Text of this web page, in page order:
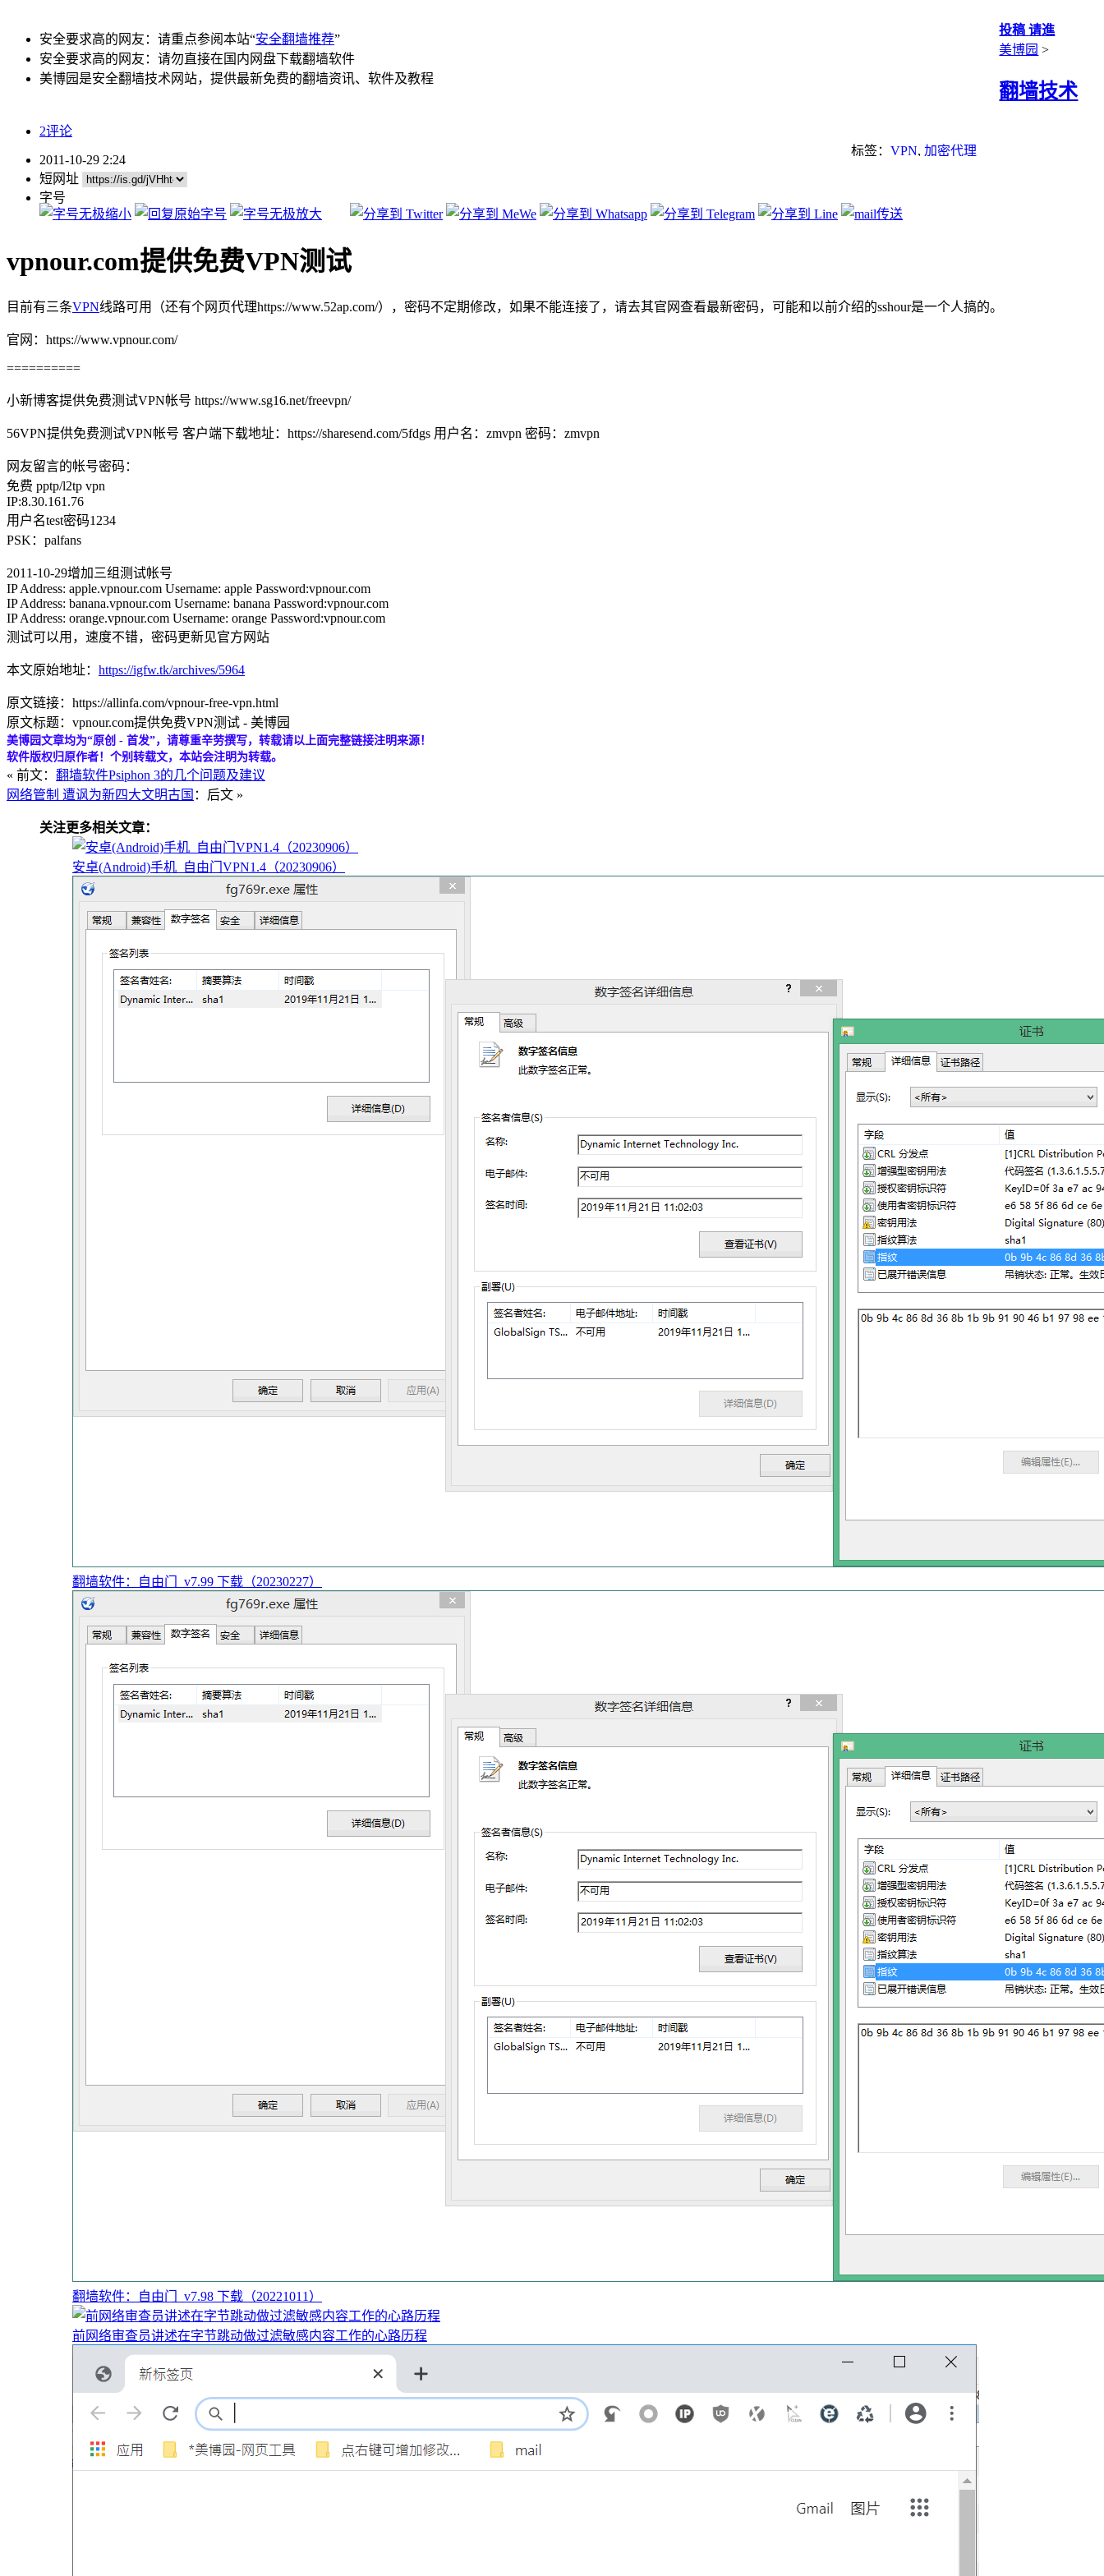
安全要求高的网友：请重点参阅本站“安全翻墙推荐”
安全要求高的网友：请勿直接在国内网盘下载翻墙软件
美博园是安全翻墙技术网站，提供最新免费的翻墙资讯、软件及教程
投稿 请進
美博园 >
翻墙技术
2评论
标签： VPN, 加密代理
2011-10-29 2:24
短网址
字号
vpnour.com提供免费VPN测试
目前有三条VPN线路可用（还有个网页代理https://www.52ap.com/），密码不定期修改，如果不能连接了，请去其官网查看最新密码，可能和以前介绍的sshour是一个人搞的。
官网：https://www.vpnour.com/
==========
小新博客提供免费测试VPN帐号 https://www.sg16.net/freevpn/
56VPN提供免费测试VPN帐号 客户端下载地址：https://sharesend.com/5fdgs 用户名：zmvpn 密码：zmvpn
网友留言的帐号密码：
免费 pptp/l2tp vpn
IP:8.30.161.76
用户名test密码1234
PSK：palfans
2011-10-29增加三组测试帐号
IP Address: apple.vpnour.com Username: apple Password:vpnour.com
IP Address: banana.vpnour.com Username: banana Password:vpnour.com
IP Address: orange.vpnour.com Username: orange Password:vpnour.com
测试可以用，速度不错，密码更新见官方网站
本文原始地址： https://igfw.tk/archives/5964
原文链接：https://allinfa.com/vpnour-free-vpn.html
原文标题：vpnour.com提供免费VPN测试 - 美博园
美博园文章均为“原创 - 首发”，请尊重辛劳撰写，转载请以上面完整链接注明来源！
软件版权归原作者！个别转载文，本站会注明为转载。
« 前文： 翻墙软件Psiphon 3的几个问题及建议
网络管制 遭讽为新四大文明古国 ：后文 »
关注更多相关文章：
安卓(Android)手机_自由门VPN1.4（20230906）
翻墙软件：自由门_v7.99 下载（20230227）
翻墙软件：自由门_v7.98 下载（20221011）
前网络审查员讲述在字节跳动做过滤敏感内容工作的心路历程